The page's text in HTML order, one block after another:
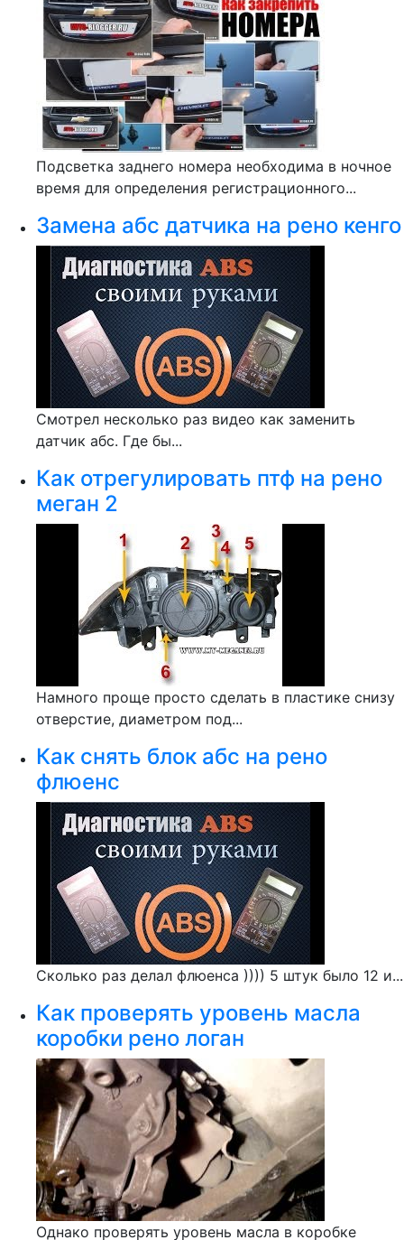
Подсветка заднего номера необходима в ночное
время для определения регистрационного...
Замена абс датчика на рено кенго
Смотрел несколько раз видео как заменить
датчик абс. Где бы...
Как отрегулировать птф на рено
меган 2
Намного проще просто сделать в пластике снизу
отверстие, диаметром под...
Как снять блок абс на рено
флюенс
Сколько раз делал флюенса )))) 5 штук было 12 и...
Как проверять уровень масла
коробки рено логан
Однако проверять уровень масла в коробке